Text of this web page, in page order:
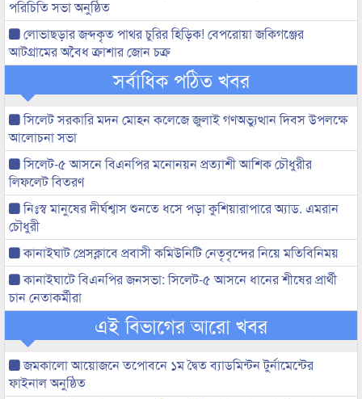
পরিচিতি সভা অনুষ্ঠিত
লোভাছড়ার জব্দকৃত পাথর চুরির হিড়িক! বেপরোয়া জকিগঞ্জের
আটগ্রামের অবৈধ ক্রাশার জোন চক্র
সর্বাধিক পঠিত খবর
সিলেট সরকারি মদন মোহন কলেজে জুলাই গণঅভ্যুত্থান দিবস উপলক্ষে
আলোচনা সভা
সিলেট-৫ আসনে বিএনপির মনোনয়ন প্রত্যাশী আশিক চৌধুরীর
লিফলেট বিতরণ
নিঃস্ব মানুষের দীর্ঘশ্বাস শুনতে ধসে পড়া কুশিয়ারাপারে অ্যাড. এমরান
চৌধুরী
কানাইঘাট প্রেসক্লাবে প্রবাসী কমিউনিটি নেতৃবৃন্দের নিয়ে মতিবিনিময়
কানাইঘাটে বিএনপির জনসভা: সিলেট-৫ আসনে ধানের শীষের প্রার্থী
চান নেতাকর্মীরা
এই বিভাগের আরো খবর
জমকালো আয়োজনে তপোবনে ১ম দ্বৈত ব্যাডমিন্টন টুর্নামেন্টের
ফাইনাল অনুষ্ঠিত